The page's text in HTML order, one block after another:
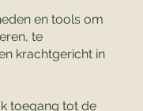
en tools om
te
krachtgericht in
toegang tot de